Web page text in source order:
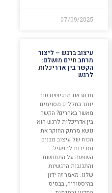
07/09/2025
עיצוב ברגש – ליצור
מרחב חיים מושלם:
הקשר בין אדריכלות
לרגש
מדוע אנו מרגישים טוב
יותר בחללים מסוימים
מאשר באחרים? הקשר
בין אדריכלות לרגש הוא
נושא מרתק החוקר את
הכוח של עיצוב מבנים
וסביבות להפעיל
השפעה על התחושות
והתגובות הרגשיות
שלנו. מאמר זה ידון
בהיסטוריה, בבסיס